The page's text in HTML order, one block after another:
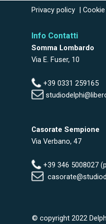
Info Contatti
Somma Lombardo
Via E. Fuser, 10
+39 0331 259165
© copyright 2022
Casorate Sempione
Via Verbano, 47
+39 346 5008027
Privacy policy |